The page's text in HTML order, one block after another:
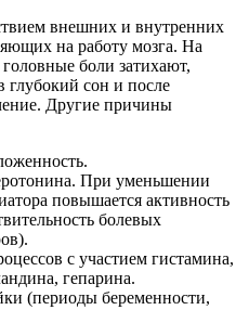
внешних и внутренних
на работу мозга. На
боли затихают,
глубокий сон и после
Другие причины
При уменьшении
повышается активность
болевых
с участием гистамина,
гепарина.
(периоды беременности,